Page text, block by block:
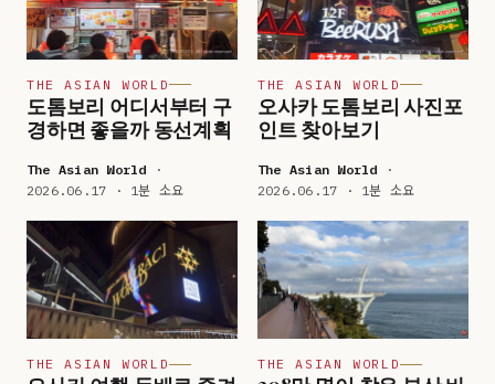
THE ASIAN WORLD
도톰보리 어디서부터 구
경하면 좋을까 동선계획
The Asian World ·
2026.06.17 · 1분 소요
THE ASIAN WORLD
오사카 도톰보리 사진포
인트 찾아보기
The Asian World ·
2026.06.17 · 1분 소요
THE ASIAN WORLD THE ASIAN WORLD